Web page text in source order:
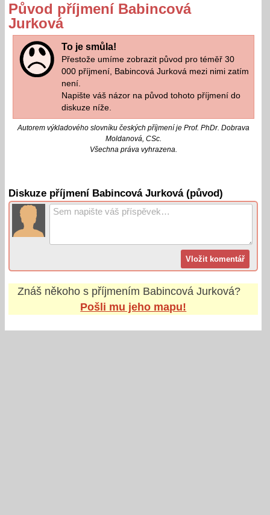
Původ příjmení Babincová
Jurková
To je smůla!
Přestože umíme zobrazit původ pro téměř 30
000 příjmení, Babincová Jurková mezi nimi zatím
není.
Napište váš názor na původ tohoto příjmení do
diskuze níže.
Autorem výkladového slovníku českých příjmení je Prof. PhDr. Dobrava
Moldanová, CSc.
Všechna práva vyhrazena.
Diskuze příjmení Babincová Jurková (původ)
Znáš někoho s příjmením Babincová Jurková?
Pošli mu jeho mapu!